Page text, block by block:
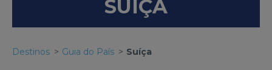
SUÍÇA
Destinos Guia do País Suíça